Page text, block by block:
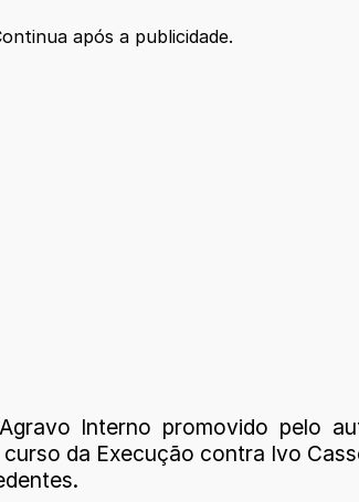
após a publicidade.
Interno promovido pelo
da Execução contra Ivo